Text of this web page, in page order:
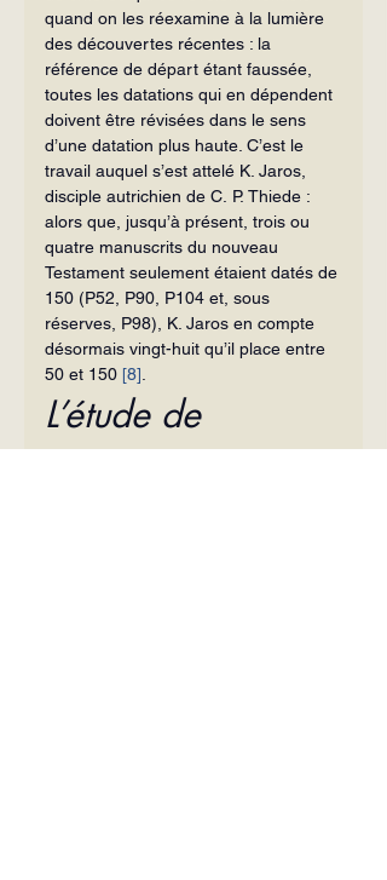
quand on les réexamine à la lumière
des découvertes récentes : la
référence de départ étant faussée,
toutes les datations qui en dépendent
doivent être révisées dans le sens
d’une datation plus haute. C’est le
travail auquel s’est attelé K. Jaros,
disciple autrichien de C. P. Thiede :
alors que, jusqu’à présent, trois ou
quatre manuscrits du nouveau
Testament seulement étaient datés de
150 (P52, P90, P104 et, sous
réserves, P98), K. Jaros en compte
désormais vingt-huit qu’il place entre
50 et 150 [8]
L’étude de